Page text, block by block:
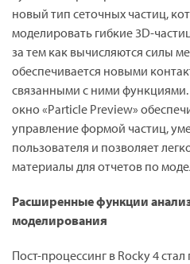
новый тип сеточных частиц,
моделировать гибкие 3D-
за тем как вычисляются силы
обеспечивается новыми
связанными с ними
окно «Particle Preview»
управление формой частиц,
пользователя и позволяет
материалы для отчетов по
Расширенные функции
моделирования
Пост-процессинг в Rocky 4